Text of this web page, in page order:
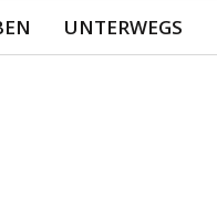
UNTERWEGS